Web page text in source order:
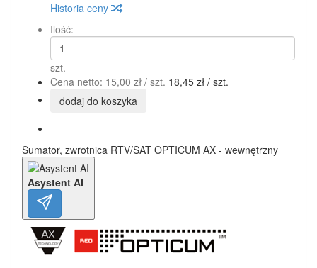
Historia ceny
Ilość:
szt.
Cena netto: 15,00 zł / szt. 18,45 zł / szt.
dodaj do koszyka
Sumator, zwrotnica RTV/SAT OPTICUM AX - wewnętrzny
Asystent AI